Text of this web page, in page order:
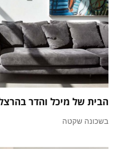
הבית של מיכל והדר
בשכונה שקטה